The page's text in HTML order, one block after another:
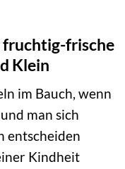
fruchtig-frische
Klein
im Bauch, wenn
man sich
entscheiden
Kindheit